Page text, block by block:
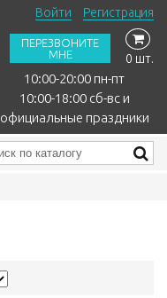
10:00-20:00 пн-пт
10:00-18:00 сб-вс и
официальные праздники
Войти Регистрация
ПЕРЕЗВОНИТЕ
МНЕ
0 шт.